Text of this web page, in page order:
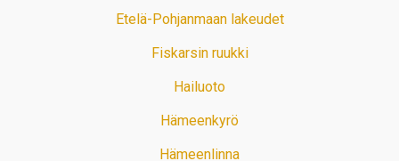
Etelä-Pohjanmaan lakeudet
Fiskarsin ruukki
Hailuoto
Hämeenkyrö
Hämeenlinna